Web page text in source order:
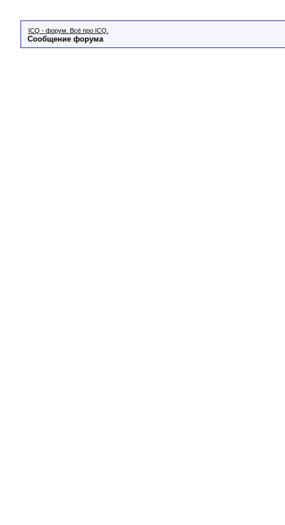
ICQ - форум. Всё про ICQ.
Сообщение форума